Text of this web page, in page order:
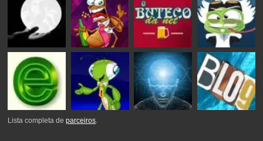
Lista completa deparceiros.